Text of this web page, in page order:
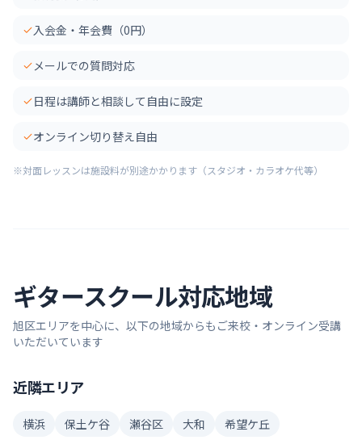
入会金・年会費（0円）
メールでの質問対応
日程は講師と相談して自由に設定
オンライン切り替え自由
※対面レッスンは施設料が別途かかります（スタジオ・カラオケ代等）
ギタースクール対応地域
旭区エリアを中心に、以下の地域からもご来校・オンライン受講
いただいています
近隣エリア
横浜 保土ケ谷 瀬谷区 大和 希望ケ丘